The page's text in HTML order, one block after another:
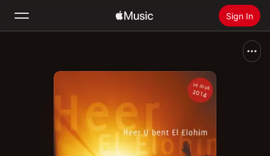
Sign In
Install Apple Music